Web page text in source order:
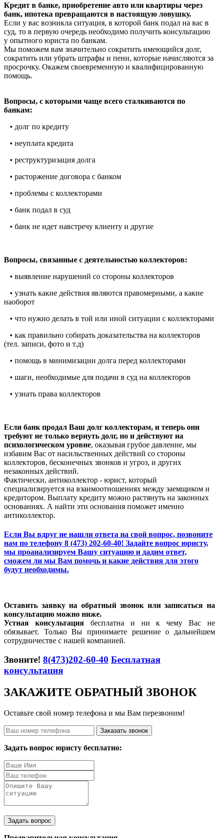
Кредит в банке, приобретение авто или квартиры через
банк, ипотека превращаются в настоящую ловушку.
Если у вас возникла ситуация, в которой банк подал на вас в
суд, то в первую очередь необходимо получить консультацию
у опытного юриста по банкам.
Мы поможем вам значительно сократить имеющийся долг,
сократить или убрать штрафы и пени, которые начисляются за
просрочку. Окажем своевременную и квалифицированную
помощь.
Вопросы, с которыми чаще всего сталкиваются по
банкам:
• долг по кредиту
• неуплата кредита
• реструктуризация долга
• расторжение договора с банком
• проблемы с коллекторами
• банк подал в суд
• банк не идет навстречу клиенту и другие
Вопросы, связанные с деятельностью коллекторов:
• выявление нарушений со стороны коллекторов
• узнать какие действия являются правомерными, а какие
наоборот
• что нужно делать в той или иной ситуации с коллекторами
• как правильно собирать доказательства на коллекторов
(тел. записи, фото и т.д)
• помощь в минимизации долга перед коллекторами
• шаги, необходимые для подачи в суд на коллекторов
• узнать права коллекторов
Если банк продал Ваш долг коллекторам, и теперь они
требуют не только вернуть долг, но и действуют на
психологическом уровне, оказывая грубое давление, мы
избавим Вас от насильственных действий со стороны
коллекторов, бесконечных звонков и угроз, и других
незаконных действий.
Фактически, антиколлектор - юрист, который
специализируется на взаимоотношениях между заемщиком и
кредитором. Выплату кредиту можно растянуть на законных
основаниях. А найти эти основания поможет именно
антиколлектор.
Если Вы вдруг не нашли ответа на свой вопрос, позвоните
нам по телефону 8 (473) 202-60-40! Задайте вопрос юристу,
мы проанализируем Вашу ситуацию и дадим ответ,
сможем ли мы Вам помочь и какие действия для этого
будут необходимы.
Оставить заявку на обратный звонок или записаться на
консультацию можно ниже.
Устная консультациябесплатна и ни к чему Вас не
обязывает. Только Вы принимаете решение о дальнейшем
сотрудничестве с нашей компанией.
Звоните! 8(473)202-60-40 Бесплатная
консультация
ЗАКАЖИТЕ ОБРАТНЫЙ ЗВОНОК
Оставьте свой номер телефона и мы Вам перезвоним!
Заказать звонок
Задать вопрос юристу бесплатно:
Задать вопрос